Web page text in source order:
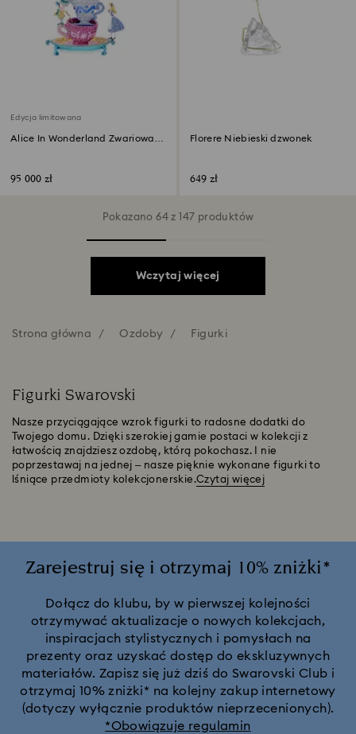
Edycja limitowana
Alice In Wonderland Zwariowany
95 000 zł
Florere Niebieski dzwonek
649 zł
Pokazano 64 z 147 produktów
Wczytaj więcej
Strona główna Ozdoby Figurki
Figurki Swarovski
Nasze przyciągające wzrok figurki to radosne dodatki do
Twojego domu. Dzięki szerokiej gamie postaci w kolekcji z
łatwością znajdziesz ozdobę, którą pokochasz. I nie
poprzestawaj na jednej – nasze pięknie wykonane figurki to
lśniące przedmioty kolekcjonerskie.Czytaj więcej
Zarejestruj się i otrzymaj 10% zniżki*
Dołącz do klubu, by w pierwszej kolejności
otrzymywać aktualizacje o nowych kolekcjach,
inspiracjach stylistycznych i pomysłach na
prezenty oraz uzyskać dostęp do ekskluzywnych
materiałów. Zapisz się już dziś do Swarovski Club i
otrzymaj 10% zniżki* na kolejny zakup internetowy
(dotyczy wyłącznie produktów nieprzecenionych).
*Obowiązuje regulamin